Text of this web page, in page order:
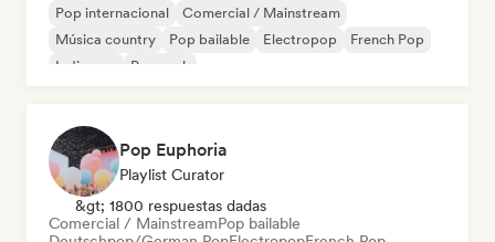
Pop internacional
Comercial / Mainstream
Música country
Pop bailable Electropop
French Pop
Indie pop
Pop rock
Pop Euphoria
Playlist Curator
&gt; 1800 respuestas dadas
Comercial / MainstreamPop bailable